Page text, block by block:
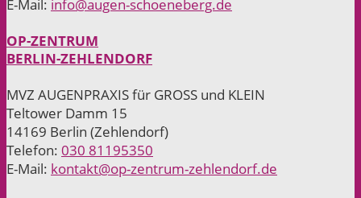
E-Mail: info@augen-schoeneberg.de
OP-ZENTRUM
BERLIN-ZEHLENDORF
MVZ AUGENPRAXIS für GROSS und KLEIN
Teltower Damm 15
14169 Berlin (Zehlendorf)
Telefon: 030 81195350
E-Mail: kontakt@op-zentrum-zehlendorf.de